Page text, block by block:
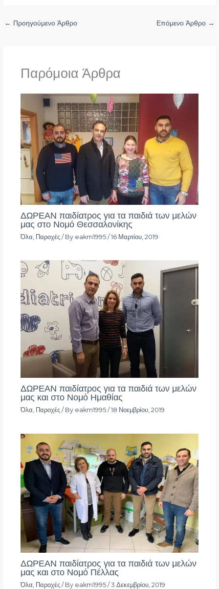
← Προηγούμενο Άρθρο Επόμενο Άρθρο →
Παρόμοια Άρθρα
ΔΩΡΕΑΝ παιδίατρος για τα παιδιά των μελών
μας στο Νομό Θεσσαλονίκης
Όλα Παροχές/ By eakm1995 /16 Μαρτίου, 2019
ΔΩΡΕΑΝ παιδίατρος για τα παιδιά των μελών
μας και στο Νομό Ημαθίας
Όλα Παροχές/ By eakm1995 / 18 Νοεμβρίου, 2019
ΔΩΡΕΑΝ παιδίατρος για τα παιδιά των μελών
μας και στο Νομό Πέλλας
Όλα Παροχές/ By eakm1995 / 3 Δεκεμβρίου, 2019